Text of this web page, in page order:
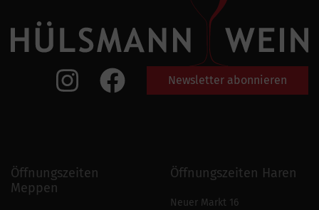
Newsletter abonnieren
Öffnungszeiten
Meppen
Öffnungszeiten Haren
Neuer Markt 16